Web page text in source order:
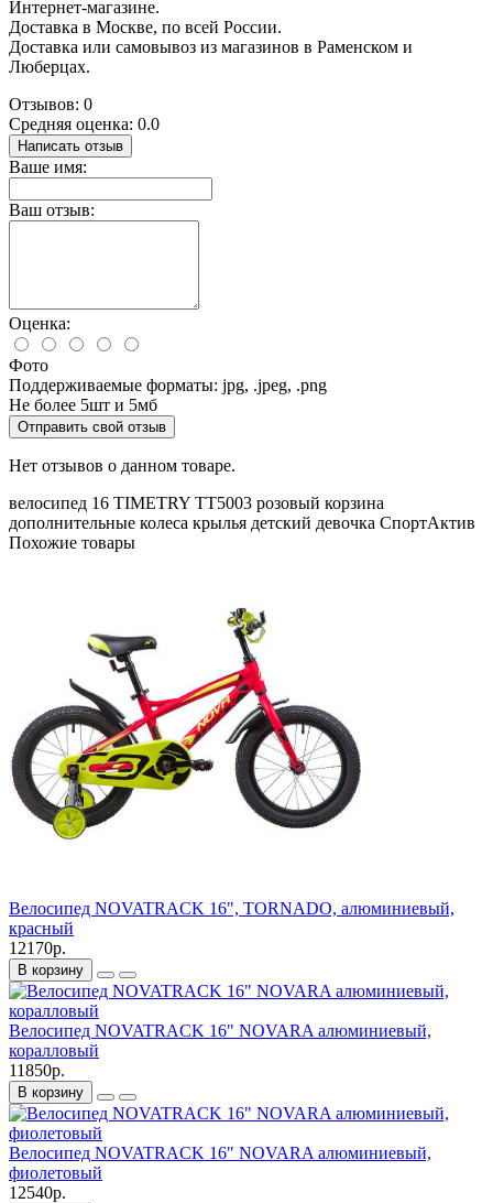
Интернет-магазине.
Доставка в Москве, по всей России.
Доставка или самовывоз из магазинов в Раменском и
Люберцах.
Отзывов: 0
Средняя оценка: 0.0
Написать отзыв
Ваше имя:
Ваш отзыв:
Оценка:
Фото
Поддерживаемые форматы: jpg, .jpeg, .png
Не более 5шт и 5мб
Отправить свой отзыв
Нет отзывов о данном товаре.
велосипед 16 TIMETRY TT5003 розовый корзина
дополнительные колеса крылья детский девочка СпортАктив
Похожие товары
Велосипед NOVATRACK 16", TORNADO, алюминиевый,
красный
12170р.
В корзину
Велосипед NOVATRACK 16" NOVARA алюминиевый,
коралловый
11850р.
В корзину
Велосипед NOVATRACK 16" NOVARA алюминиевый,
фиолетовый
12540р.